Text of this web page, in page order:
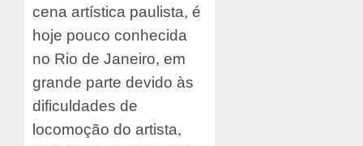
cena artística paulista, é
hoje pouco conhecida
no Rio de Janeiro, em
grande parte devido às
dificuldades de
locomoção do artista,